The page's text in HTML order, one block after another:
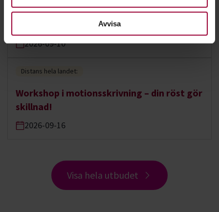
Avvisa
styrelseutbildning för förtroendevalda -
2026-09-10
Distans hela landet:
Workshop i motionsskrivning – din röst gör
skillnad!
2026-09-16
Visa hela utbudet